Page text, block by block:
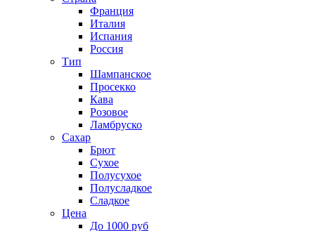
Франция
Италия
Испания
Россия
Тип
Шампанское
Просекко
Кава
Розовое
Ламбруско
Сахар
Брют
Сухое
Полусухое
Полусладкое
Сладкое
Цена
До 1000 руб